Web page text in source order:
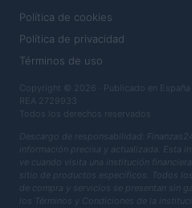
Política de cookies
Política de privacidad
Términos de uso
Copyright © 2026 · Publicado en
REA 2729933
Todos los derechos reservados
Descargo de responsabilidad:
información precisa y actualizada. Esta
ve cuando visita una institución
sitio de productos específicos. Todos
de compra y servicios se presentan sin
los Términos y Condiciones de la